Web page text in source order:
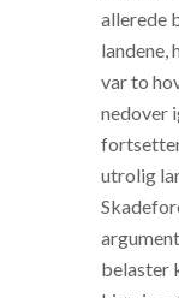
allerede
landene,
var to
nedover
utrolig
belaster